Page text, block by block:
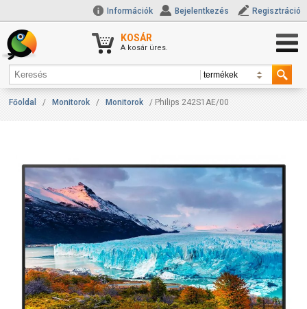
Információk Bejelentkezés Regisztráció
KOSÁR
A kosár üres.
Főoldal / Monitorok / Monitorok / Philips 242S1AE/00